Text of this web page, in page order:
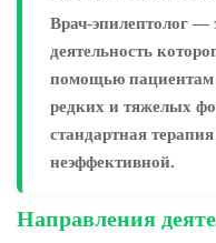
Врач-эпилептолог —
деятельность
помощью пациентам
редких и тяжелых
стандартная
неэффективной.
Направления